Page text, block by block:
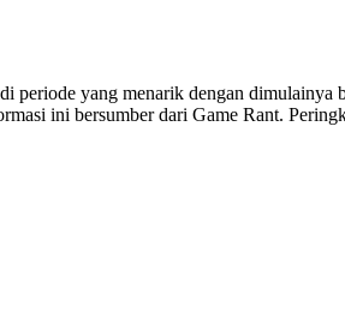
periode yang menarik dengan dimulainya
ini bersumber dari Game Rant.